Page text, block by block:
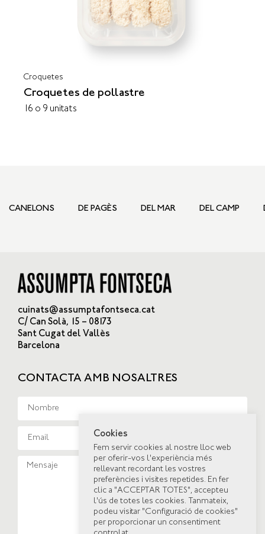
Croquetes
Croquetes de pollastre
16 o 9 unitats
CANELONS DE PAGÈS DEL MAR DEL CAMP
cuinats@assumptafontseca.cat
C/ Can Solà, 15 – 08173
Sant Cugat del Vallès
Barcelona
CONTACTA AMB NOSALTRES
Cookies
Fem servir cookies al nostre lloc web
per oferir-vos l'experiència més
rellevant recordant les vostres
preferències i visites repetides. En fer
clic a "ACCEPTAR TOTES", accepteu
l'ús de totes les cookies. Tanmateix,
podeu visitar "Configuració de cookies"
per proporcionar un consentiment